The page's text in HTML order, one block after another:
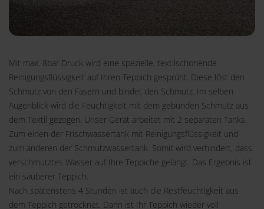
Mit max. 8bar Druck wird eine spezielle, textilschonende
Reinigungsflüssigkeit auf Ihren Teppich gesprüht. Diese löst den
Schmutz von den Fasern und bindet den Schmutz. Im selben
Augenblick wird die Feuchtigkeit mit dem gebunden Schmutz aus
dem Textil gezogen. Unser Gerät arbeitet mit 2 separaten Tanks.
Zum einen der Frischwassertank mit Reinigungsflüssigkeit und
zum anderen der Schmutzwassertank. Somit wird verhindert, dass
verschmutztes Wasser auf Ihre Teppiche gelangt. Das Ergebnis ist
ein sauberer Teppich.
Nach spätenstens 4 Stunden ist auch die Restfeuchtigkeit aus
dem Teppich getrocknet. Dann ist Ihr Teppich wieder voll